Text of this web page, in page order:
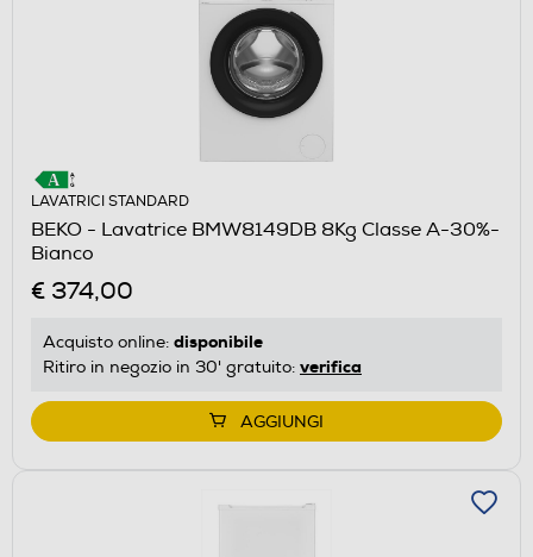
LAVATRICI STANDARD
BEKO - Lavatrice BMW8149DB 8Kg Classe A-30%-
Bianco
€ 374,00
Acquisto online: disponibile
Ritiro in negozio in 30' gratuito: verifica
AGGIUNGI